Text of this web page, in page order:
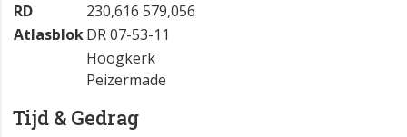
RD
230,616 579,056
AtlasblokDR 07-53-11
Hoogkerk
Peizermade
Tijd & Gedrag